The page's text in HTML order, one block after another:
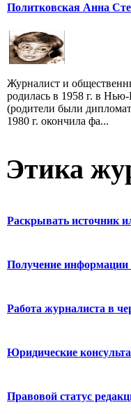
Политковская Анна
Журналист и
родилась в 1958 г. в
(родители были
1980 г. окончила фа...
Этика
Раскрывать источник
Получение информации
Работа журналиста в
Юридические
Правовой статус